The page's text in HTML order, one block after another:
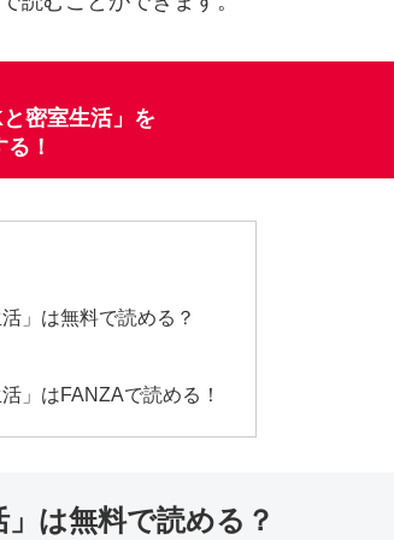
密室生活」を
！
」は無料で読める？
」はFANZAで読める！
は無料で読める？